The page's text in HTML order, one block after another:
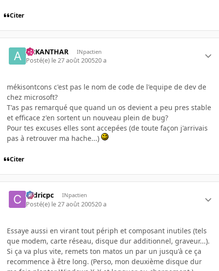
Citer
ARKANTHAR INpactien
Posté(e) le 27 août 200520 a
mékisontcons c'est pas le nom de code de l'equipe de dev de
chez microsoft?
T'as pas remarqué que quand un os devient a peu pres stable
et efficace z'en sortent un nouveau plein de bug?
Pour tes excuses elles sont accepées (de toute façon j'arrivais
pas à retrouver ma hache...)
Citer
cedricpc INpactien
Posté(e) le 27 août 200520 a
Essaye aussi en virant tout périph et composant inutiles (tels
que modem, carte réseau, disque dur additionnel, graveur...).
Si ça va plus vite, remets ton matos un par un jusqu'à ce ça
recommence à être long. (Perso, mon deuxième disque dur